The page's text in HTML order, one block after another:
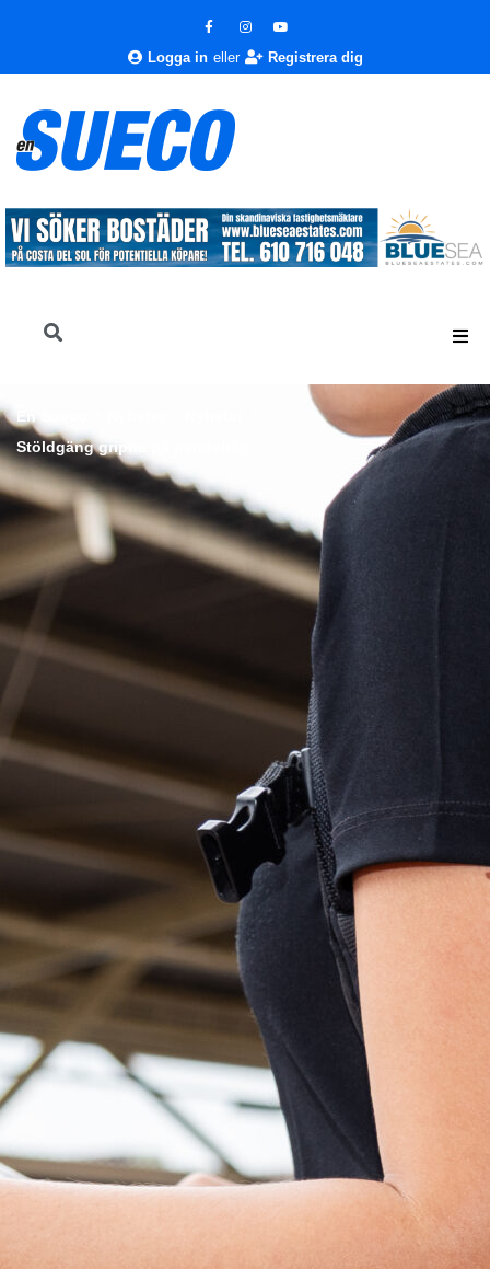
Logga in eller Registrera dig
En Sueco
Stöldgäng gripna på pendeltåg